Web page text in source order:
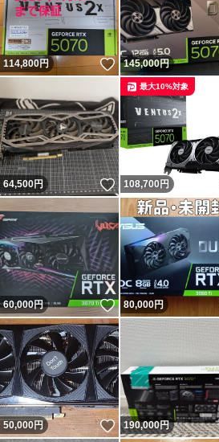
114,800円 いいね！
145,000円
64,500円 いいね！
108,700 円
最大10%対象
60,000円 いいね！
80,000円
50,000円 いいね！
190,000円